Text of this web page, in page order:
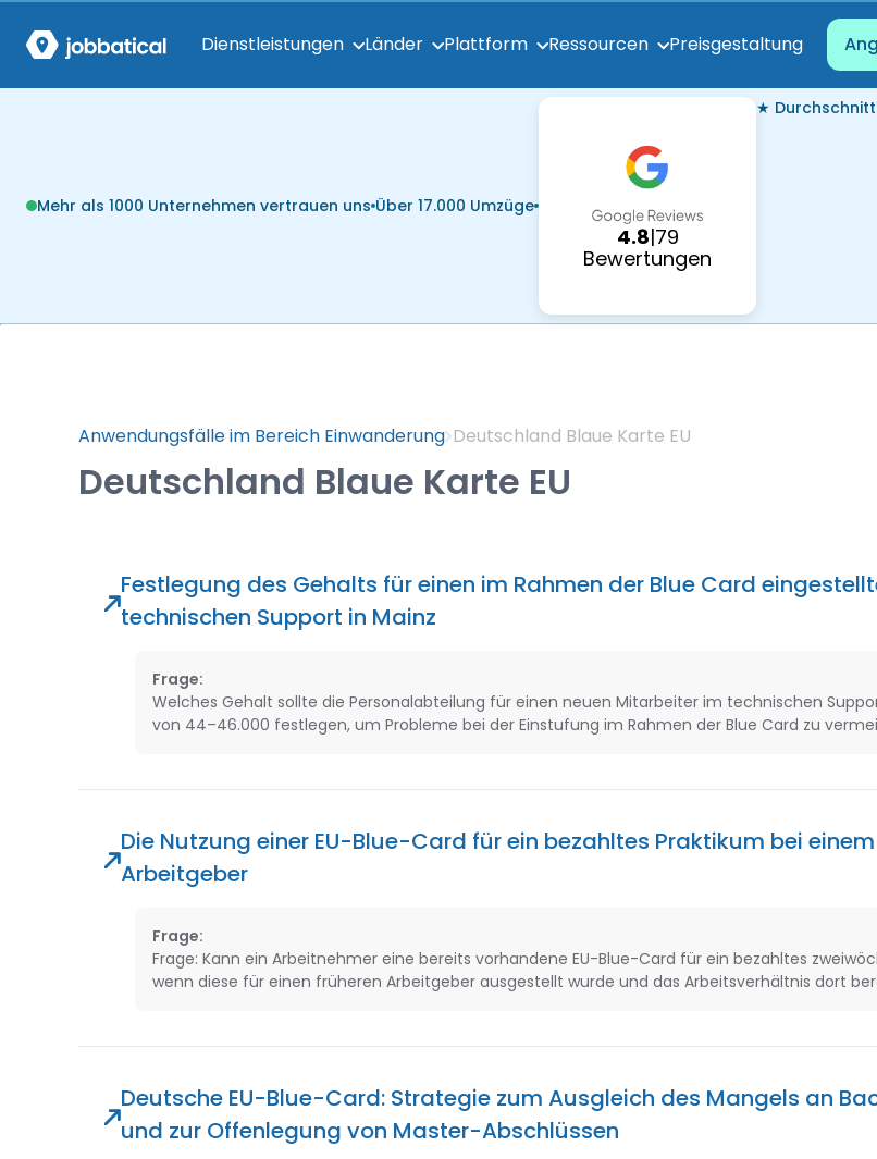
Dienstleistungen Länder Plattform Ressourcen Preisgestaltung
Mehr als 1000 Unternehmen vertrauen uns Über 17.000 Umzüge
4.8|79
Bewertungen
★
Anwendungsfälle im Bereich Einwanderung Deutschland Blaue Karte EU
Deutschland Blaue Karte EU
Festlegung des Gehalts für einen im Rahmen der Blue Card
technischen Support in Mainz
Frage:
Welches Gehalt sollte die Personalabteilung für einen neuen Mitarbeiter im technischen
von 44–46.000 festlegen, um Probleme bei der Einstufung im Rahmen der Blue Card zu
Die Nutzung einer EU-Blue-Card für ein bezahltes Praktikum bei
Arbeitgeber
Frage:
Frage: Kann ein Arbeitnehmer eine bereits vorhandene EU-Blue-Card für ein bezahltes
wenn diese für einen früheren Arbeitgeber ausgestellt wurde und das Arbeitsverhältnis dort
Deutsche EU-Blue-Card: Strategie zum Ausgleich des Mangels an
und zur Offenlegung von Master-Abschlüssen